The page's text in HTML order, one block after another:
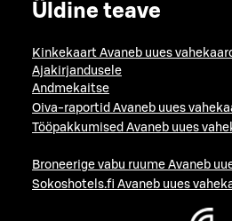
Üldine teave
Kinkekaart Avaneb uues
Ajakirjandusele
Andmekaitse
Oiva-raportid Avaneb uues
Tööpakkumised Avaneb uues
Broneerige vabu ruume Avaneb
Sokoshotels.fi Avaneb uues